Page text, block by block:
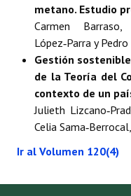
metano. Estudio
Carmen
López‑Parra y
Gestión
de la Teoría del
contexto de un
Julieth
Celia
Ir al Volumen 120(4)